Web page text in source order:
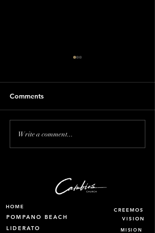
Puede el hombre quedar
embarazado?
Comments
Write a comment...
HOME
POMPANO BEACH
LIDERATO
CREEMOS
VISION
MISION